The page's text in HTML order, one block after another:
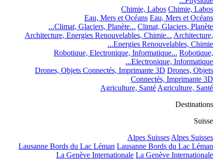
Chimie, Labos Chimie, Labos
Eau, Mers et Océans Eau, Mers et Océans
Climat, Glaciers, Planète... Climat, Glaciers, Planète...
Architecture, Energies Renouvelables, Chimie... Architecture,
Energies Renouvelables, Chimie...
Robotique, Electronique, Informatique... Robotique,
Electronique, Informatique...
Drones, Objets Connectés, Imprimante 3D Drones, Objets
Connectés, Imprimante 3D
Agriculture, SantéAgriculture, Santé
Destinations
Suisse
Alpes SuissesAlpes Suisses
Lausanne Bords du Lac Léman Lausanne Bords du Lac Léman
La Genève Internationale La Genève Internationale